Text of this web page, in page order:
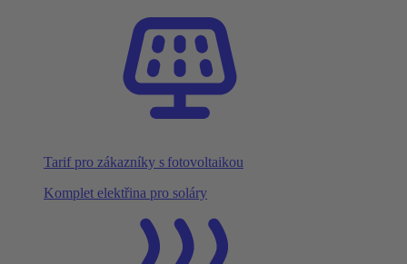
Tarif pro zákazníky s fotovoltaikou
Komplet elektřina pro soláry